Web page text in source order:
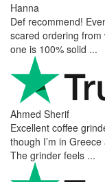
Hanna
Def recommend!
scared ordering
one is 100% solid ...
Ahmed Sherif
Excellent coffee
though I’m in
The grinder feels ...